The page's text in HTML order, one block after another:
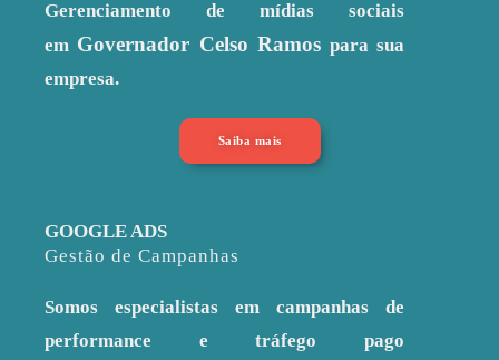
Gerenciamento de mídias sociais
em Governador Celso Ramos para sua
empresa.
Saiba mais
GOOGLE ADS
Gestão de Campanhas
Somos especialistas em campanhas de
performance e tráfego pago